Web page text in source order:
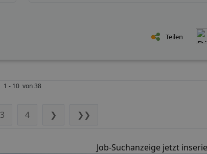
Teilen
1 - 10 von 38
3 4 ❯ ❯❯
Job-Suchanzeige jetzt